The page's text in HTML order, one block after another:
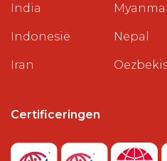
India
Indonesië
Iran
Nepal
Certificeringen